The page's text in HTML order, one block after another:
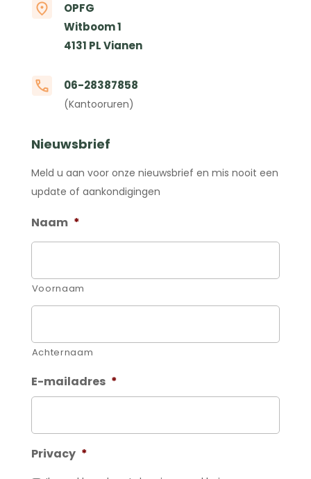
OPFG
Witboom 1
4131 PL Vianen
06-28387858
(Kantooruren)
Nieuwsbrief
Meld u aan voor onze nieuwsbrief en mis nooit een
update of aankondigingen
Naam *
Voornaam
Achternaam
E-mailadres *
Privacy *